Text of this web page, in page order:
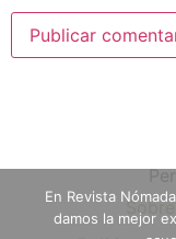
En Revista
damos la mejor